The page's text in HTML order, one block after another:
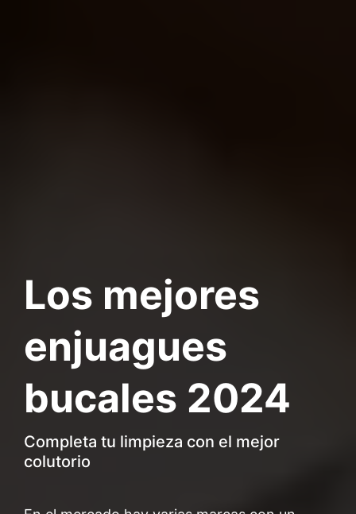
Los mejores
enjuagues
bucales 2024
Completa tu limpieza con el mejor
colutorio